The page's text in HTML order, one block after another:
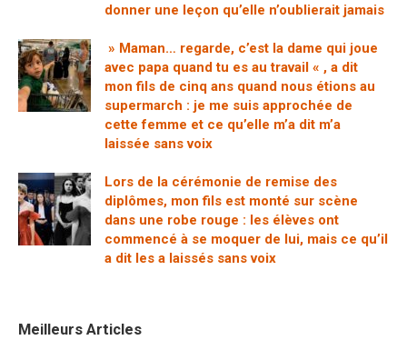
donner une leçon qu’elle n’oublierait jamais
» Maman… regarde, c’est la dame qui joue
avec papa quand tu es au travail « , a dit
mon fils de cinq ans quand nous étions au
supermarch : je me suis approchée de
cette femme et ce qu’elle m’a dit m’a
laissée sans voix
Lors de la cérémonie de remise des
diplômes, mon fils est monté sur scène
dans une robe rouge : les élèves ont
commencé à se moquer de lui, mais ce qu’il
a dit les a laissés sans voix
Meilleurs Articles